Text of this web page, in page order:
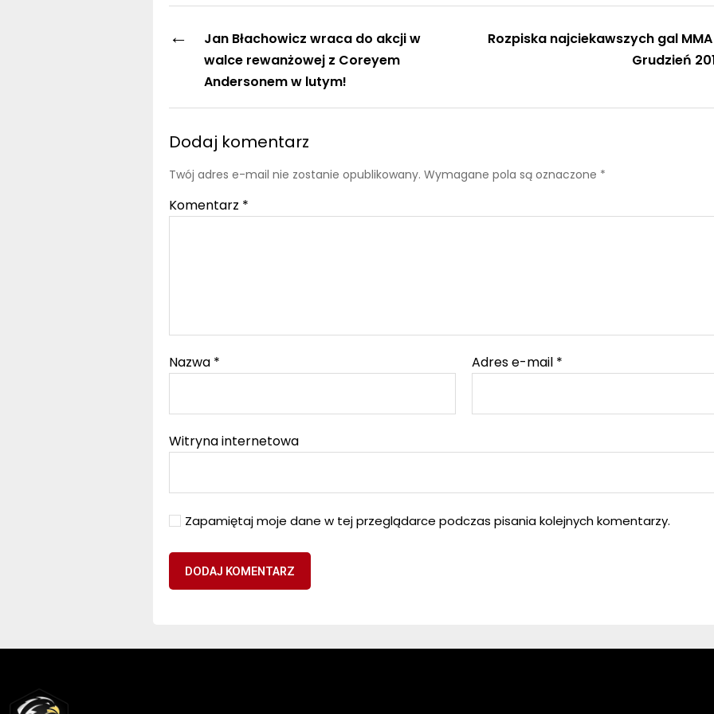
←
Jan Błachowicz wraca do akcji w
walce rewanżowej z Coreyem
Andersonem w lutym!
Rozpiska najciekawszych gal
Grudzień
Dodaj komentarz
Twój adres e-mail nie zostanie opublikowany. Wymagane pola są oznaczone *
Komentarz *
Nazwa * Adres e-mail *
Witryna internetowa
Zapamiętaj moje dane w tej przeglądarce podczas pisania kolejnych komentarzy.